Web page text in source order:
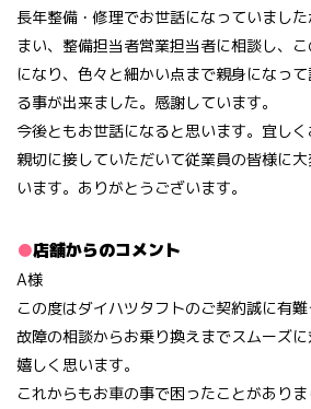
長年整備・修理でお世話になっていまし
まい、整備担当者営業担当者に相談し、
になり、色々と細かい点まで親身になっ
る事が出来ました。感謝しています。
今後ともお世話になると思います。宜し
親切に接していただいて従業員の皆様に
います。ありがとうございます。
店舗からのコメント
A様
この度はダイハツタフトのご契約誠に有難
故障の相談からお乗り換えまでスムーズ
嬉しく思います。
これからもお車の事で困ったことがあり